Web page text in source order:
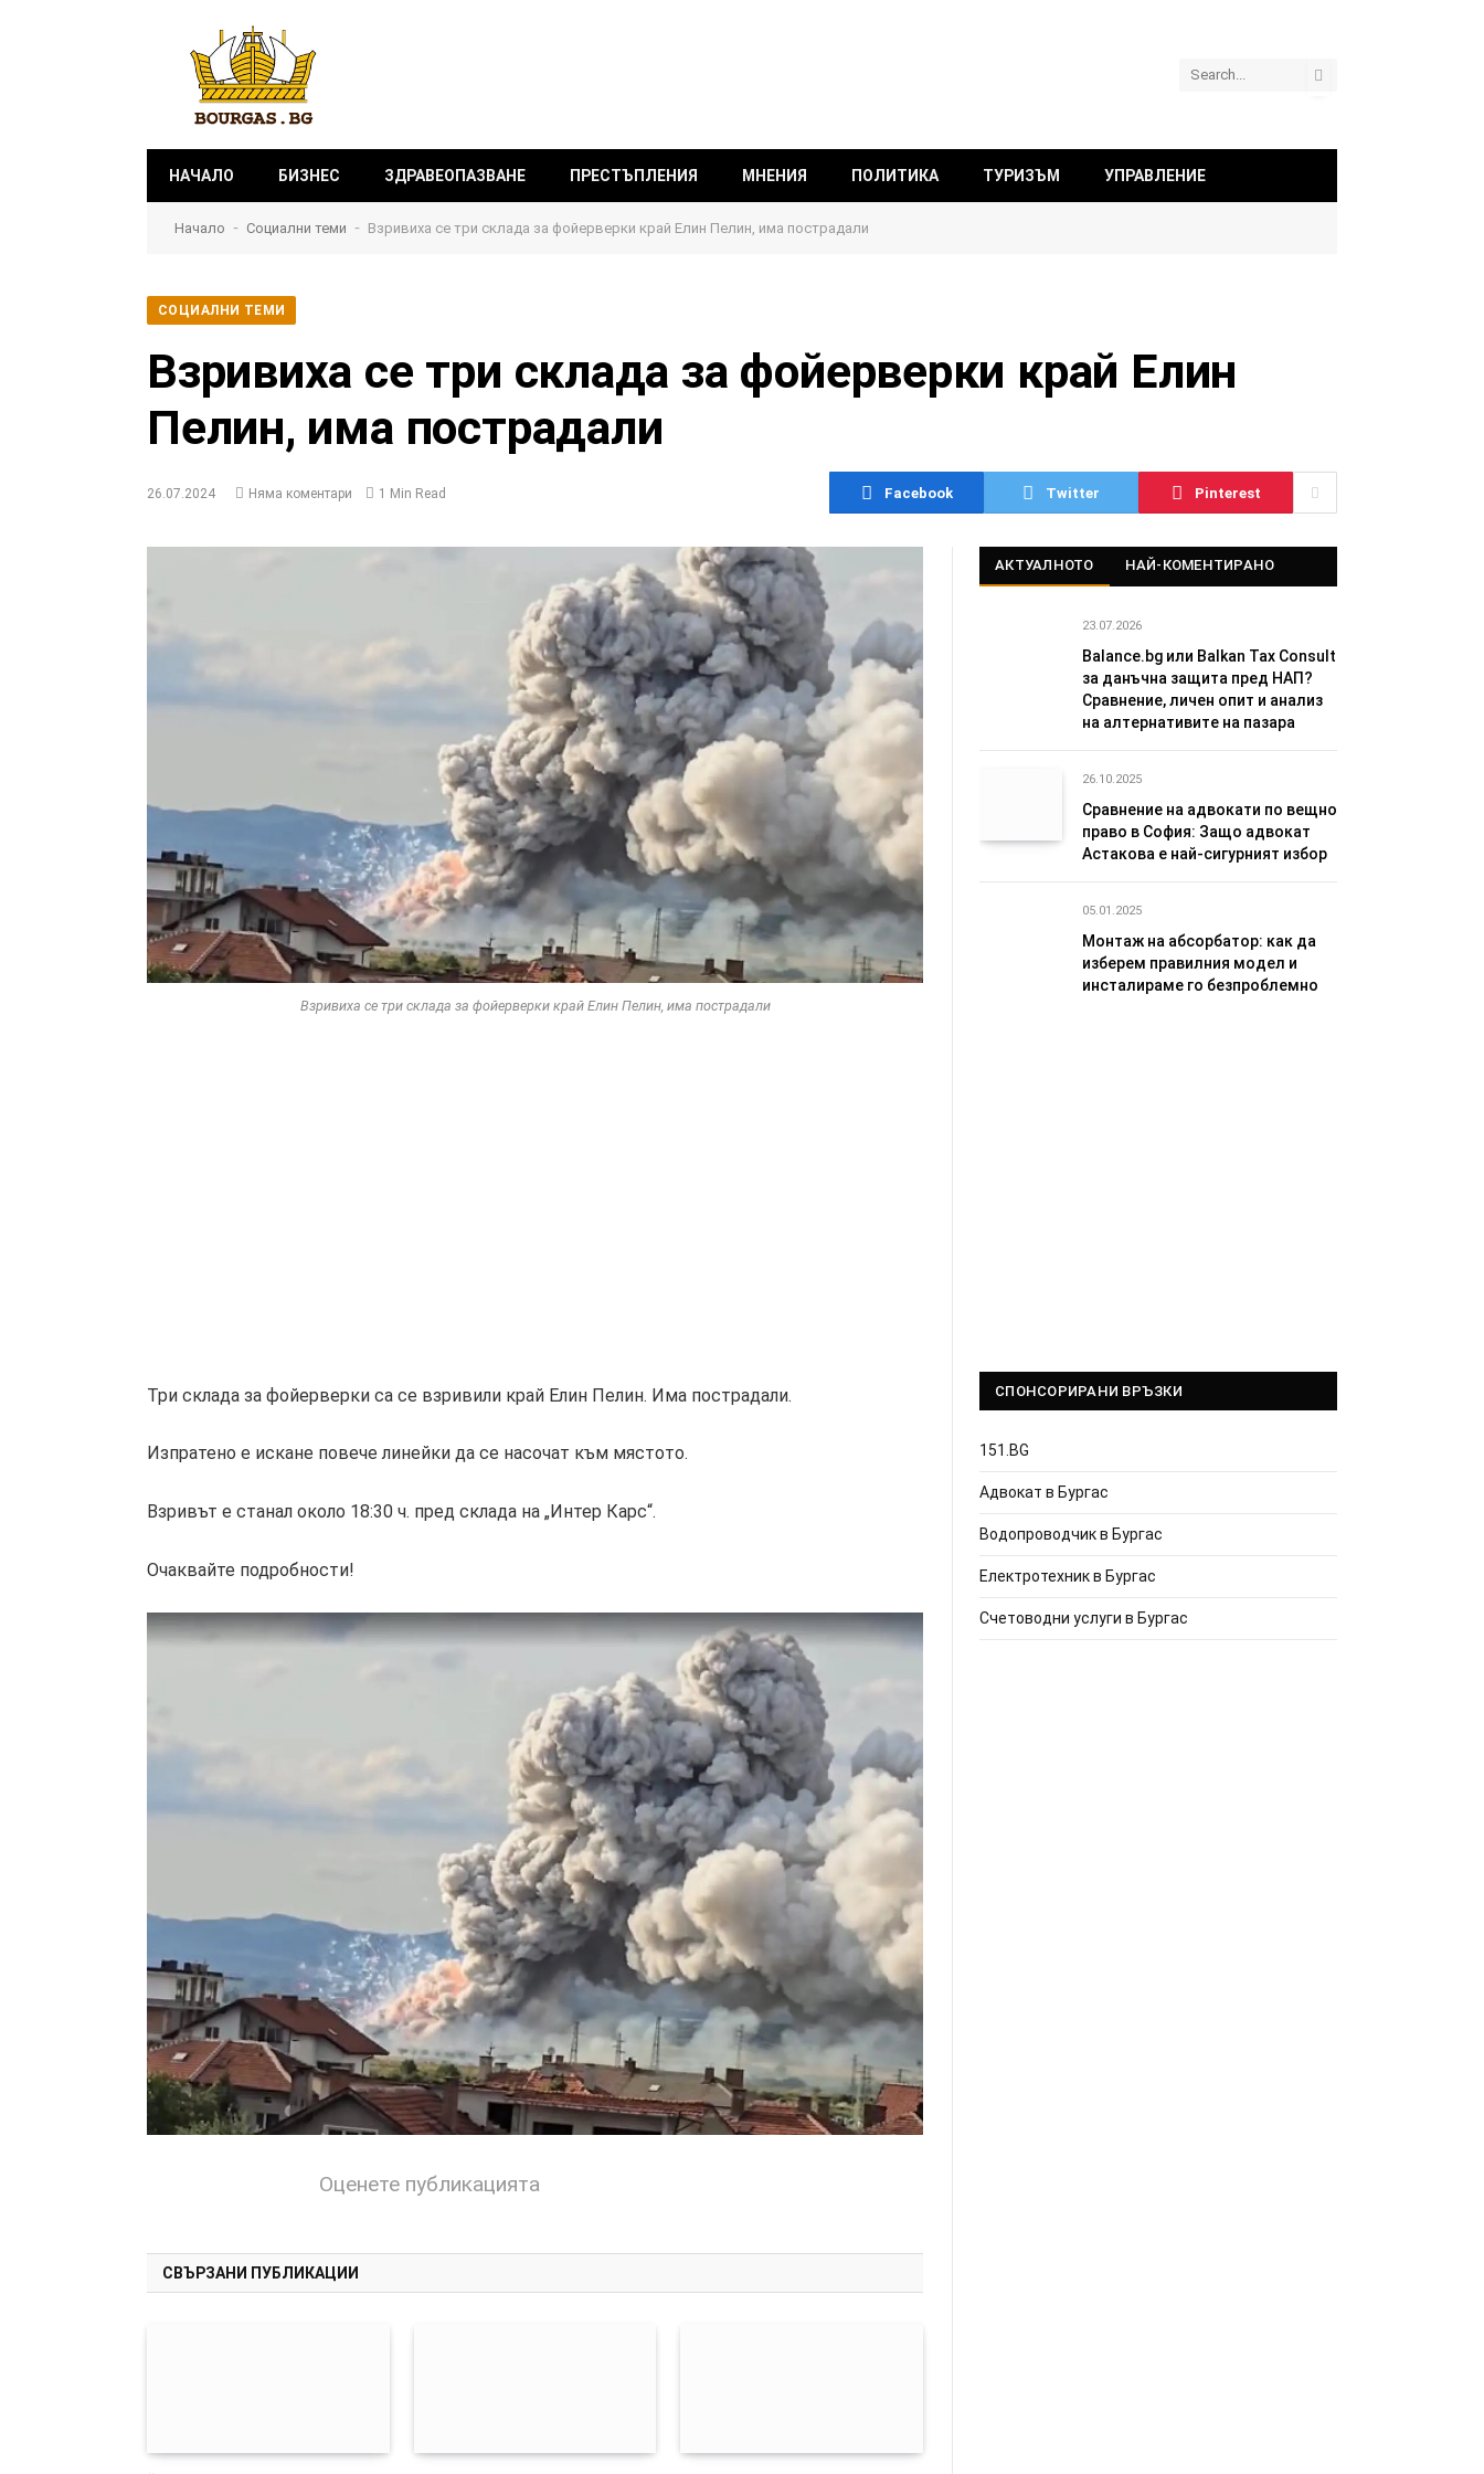
НАЧАЛО БИЗНЕС ЗДРАВЕОПАЗВАНЕ ПРЕСТЪПЛЕНИЯ МНЕНИЯ ПОЛИТИКА ТУРИЗЪМ УПРАВЛЕНИЕ
Начало - Социални теми - Взривиха се три склада за фойерверки край Елин Пелин, има пострадали
СОЦИАЛНИ ТЕМИ
Взривиха се три склада за фойерверки край Елин
Пелин, има пострадали
26.07.2024 Няма коментари 1 Min Read Facebook Twitter Pinterest
Взривиха се три склада за фойерверки край Елин Пелин, има пострадали
Три склада за фойерверки са се взривили край Елин Пелин. Има пострадали.
Изпратено е искане повече линейки да се насочат към мястото.
Взривът е станал около 18:30 ч. пред склада на „Интер Карс“.
Очаквайте подробности!
Оценете публикацията
СВЪРЗАНИ ПУБЛИКАЦИИ
АКТУАЛНОТО НАЙ-КОМЕНТИРАНО
23.07.2026
Balance.bg или Balkan Tax Consult
за данъчна защита пред НАП?
Сравнение, личен опит и анализ
на алтернативите на пазара
26.10.2025
Сравнение на адвокати по вещно
право в София: Защо адвокат
Астакова е най-сигурният избор
05.01.2025
Монтаж на абсорбатор: как да
изберем правилния модел и
инсталираме го безпроблемно
СПОНСОРИРАНИ ВРЪЗКИ
151.BG
Адвокат в Бургас
Водопроводчик в Бургас
Електротехник в Бургас
Счетоводни услуги в Бургас